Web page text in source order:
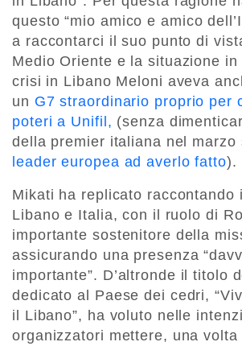
questo “mio amico e amico
a raccontarci il suo punto di
Medio Oriente e la situazione in
crisi in Libano Meloni aveva
un G7 straordinario proprio per
poteri a Unifil, (senza
della premier italiana nel marzo
leader europea ad averlo fatto).
Mikati ha replicato raccontando
Libano e Italia, con il ruolo di
importante sostenitore della
assicurando una presenza
importante”. D’altronde il titolo
dedicato al Paese dei cedri,
il Libano”, ha voluto nelle
organizzatori mettere, una volta